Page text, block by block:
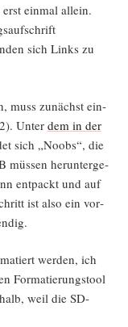
ein­mal allein.
sich Links zu
muss zunächst ein­
Unter dem in der
sich „Noobs“, die
müs­sen her­un­ter­ge­
ent­packt und auf
ist also ein vor­
wer­den, ich
For­ma­tie­rungs­tool
weil die SD-